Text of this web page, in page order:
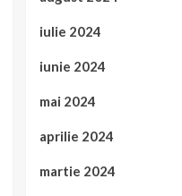
iulie 2024
iunie 2024
mai 2024
aprilie 2024
martie 2024